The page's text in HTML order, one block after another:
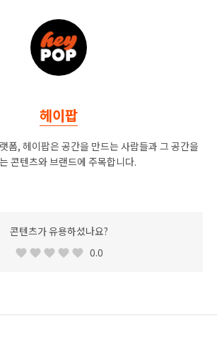
헤이팝
폼, 헤이팝은 공간을 만드는 사람들과 그 공간을
콘텐츠와 브랜드에 주목합니다.
콘텐츠가 유용하셨나요?
0.0